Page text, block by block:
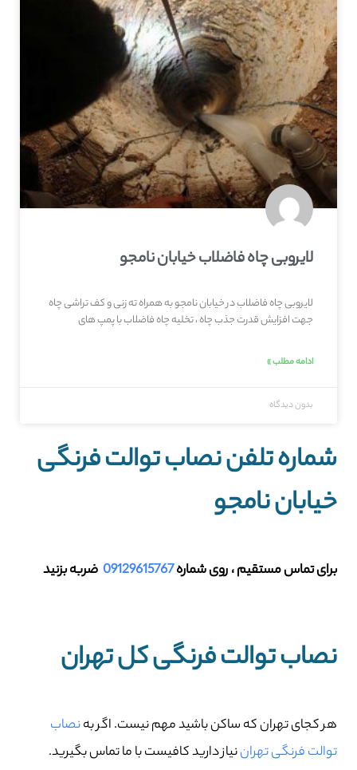
لایروبی چاه فاضلاب خیابان نامجو
لایروبی چاه فاضلاب در خیابان نامجو به همراه ته زنی و کف تراشی چاه
جهت افزایش قدرت جذب چاه ، تخلیه چاه فاضلاب با پمپ های
ادامه مطلب »
بدون دیدگاه
شماره تلفن نصاب توالت فرنگی
خیابان نامجو
برای تماس مستقیم ، روی شماره09129615767 ضربه بزنید
نصاب توالت فرنگی کل تهران
هر کجای تهران که ساکن باشید مهم نیست. اگر بهنصاب
توالت فرنگی تهراننیاز دارید کافیست با ما تماس بگیرید.